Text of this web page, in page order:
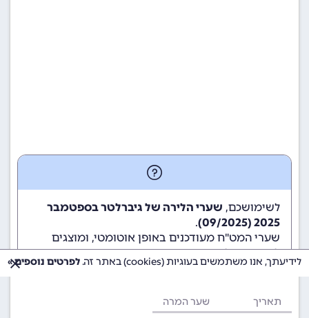
לשימושכם, שערי הלירה של גיברלטר בספטמבר
2025 (09/2025)
.
שערי המט"ח מעודכנים באופן אוטומטי, ומוצגים
לשימוש גולשי ומשתמשי האתר.
תאריך שער המרה
לידיעתך, אנו משתמשים בעוגיות (cookies) באתר זה. לפרטים נוספים »